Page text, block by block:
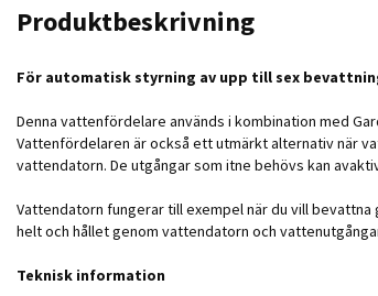
Produktbeskrivning
För automatisk styrning av upp till sex
Denna vattenfördelare används i kombination med
Vattenfördelaren är också ett utmärkt alternativ när
vattendatorn. De utgångar som itne behövs kan
Vattendatorn fungerar till exempel när du vill
helt och hållet genom vattendatorn och
Teknisk information